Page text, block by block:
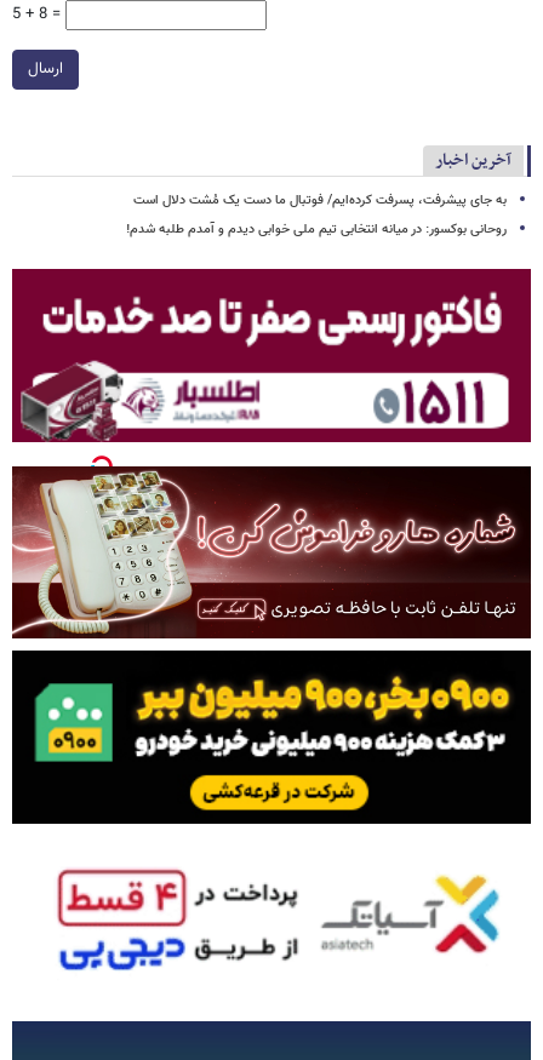
5 + 8 =
ارسال
آخرین اخبار
به جای پیشرفت، پسرفت کرده‌ایم/ فوتبال ما دست یک مُشت دلال است
روحانی بوکسور: در میانه انتخابی تیم ملی خوابی دیدم و آمدم طلبه شدم!